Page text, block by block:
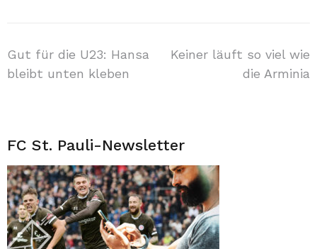
Beitragsnavigation
Gut für die U23: Hansa
bleibt unten kleben
Keiner läuft so viel wie
die Arminia
FC St. Pauli-Newsletter